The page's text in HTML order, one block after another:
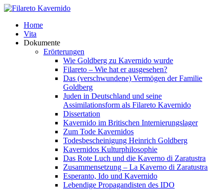
Home
Vita
Dokumente
Erörterungen
Wie Goldberg zu Kavernido wurde
Filareto – Wie hat er ausgesehen?
Das (verschwundene) Vermögen der Familie
Goldberg
Juden in Deutschland und seine
Assimilationsform als Filareto Kavernido
Dissertation
Kavernido im Britischen Internierungslager
Zum Tode Kavernidos
Todesbescheinigung Heinrich Goldberg
Kavernidos Kulturphilosophie
Das Rote Luch und die Kaverno di Zaratustra
Zusammensetzung – La Kaverno di Zaratustra
Esperanto, Ido und Kavernido
Lebendige Propagandisten des IDO